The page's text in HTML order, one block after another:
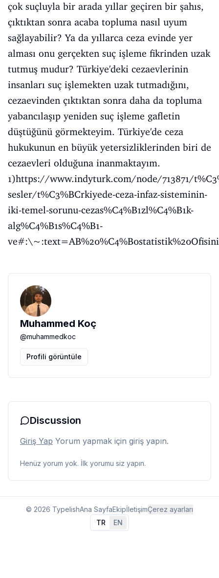
çok suçluyla bir arada yıllar geçiren bir şahıs,
çıktıktan sonra acaba topluma nasıl uyum
sağlayabilir? Ya da yıllarca ceza evinde yer
alması onu gerçekten suç işleme fikrinden uzak
tutmuş mudur? Türkiye'deki cezaevlerinin
insanları suç işlemekten uzak tutmadığını,
cezaevinden çıktıktan sonra daha da topluma
yabancılaşıp yeniden suç işleme gafletin
düştüğünü görmekteyim. Türkiye'de ceza
hukukunun en büyük yetersizliklerinden biri de
cezaevleri olduğuna inanmaktayım.
1)https://www.indyturk.com/node/713871/
sesler/t%C3%BCrkiyede-ceza-infaz-sisteminin-
iki-temel-sorunu-cezas%C4%B1zl%C4%B1k-
alg%C4%B1s%C4%B1-
Muhammed Koç
@muhammedkoc
Profili görüntüle
Discussion
Giriş Yap Yorum yapmak için giriş yapın.
Henüz yorum yok. İlk yorumu siz yapın.
© 2026 TypelishAna SayfaEkipİletişimÇerez ayarları
DilTR EN